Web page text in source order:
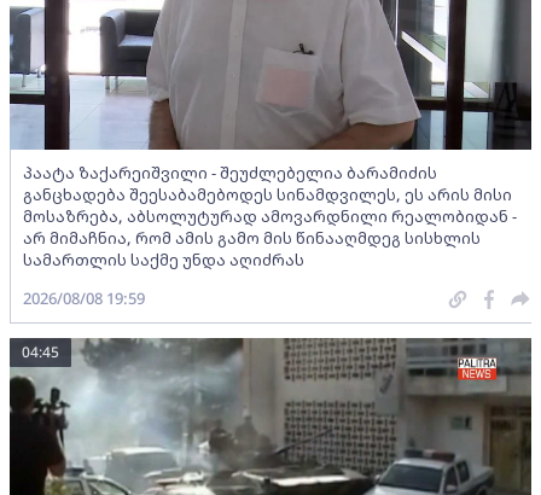
პაატა ზაქარეიშვილი - შეუძლებელია ბარამიძის
განცხადება შეესაბამებოდეს სინამდვილეს, ეს არის მისი
მოსაზრება, აბსოლუტურად ამოვარდნილი რეალობიდან -
არ მიმაჩნია, რომ ამის გამო მის წინააღმდეგ სისხლის
სამართლის საქმე უნდა აღიძრას
2026/08/08 19:59
04:45